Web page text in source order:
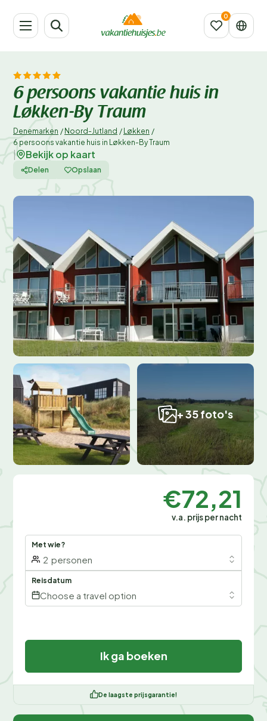
6 persoons vakantie huis in
Løkken-By Traum
Denemarken / Noord-Jutland / Løkken /
6 persoons vakantie huis in Løkken-By Traum
Bekijk op kaart
Delen Opslaan
+ 35 foto's
€72,21
v.a. prijs per nacht
Met wie?
2 personen
Reisdatum
Choose a travel option
Ik ga boeken
De laagste prijsgarantie!